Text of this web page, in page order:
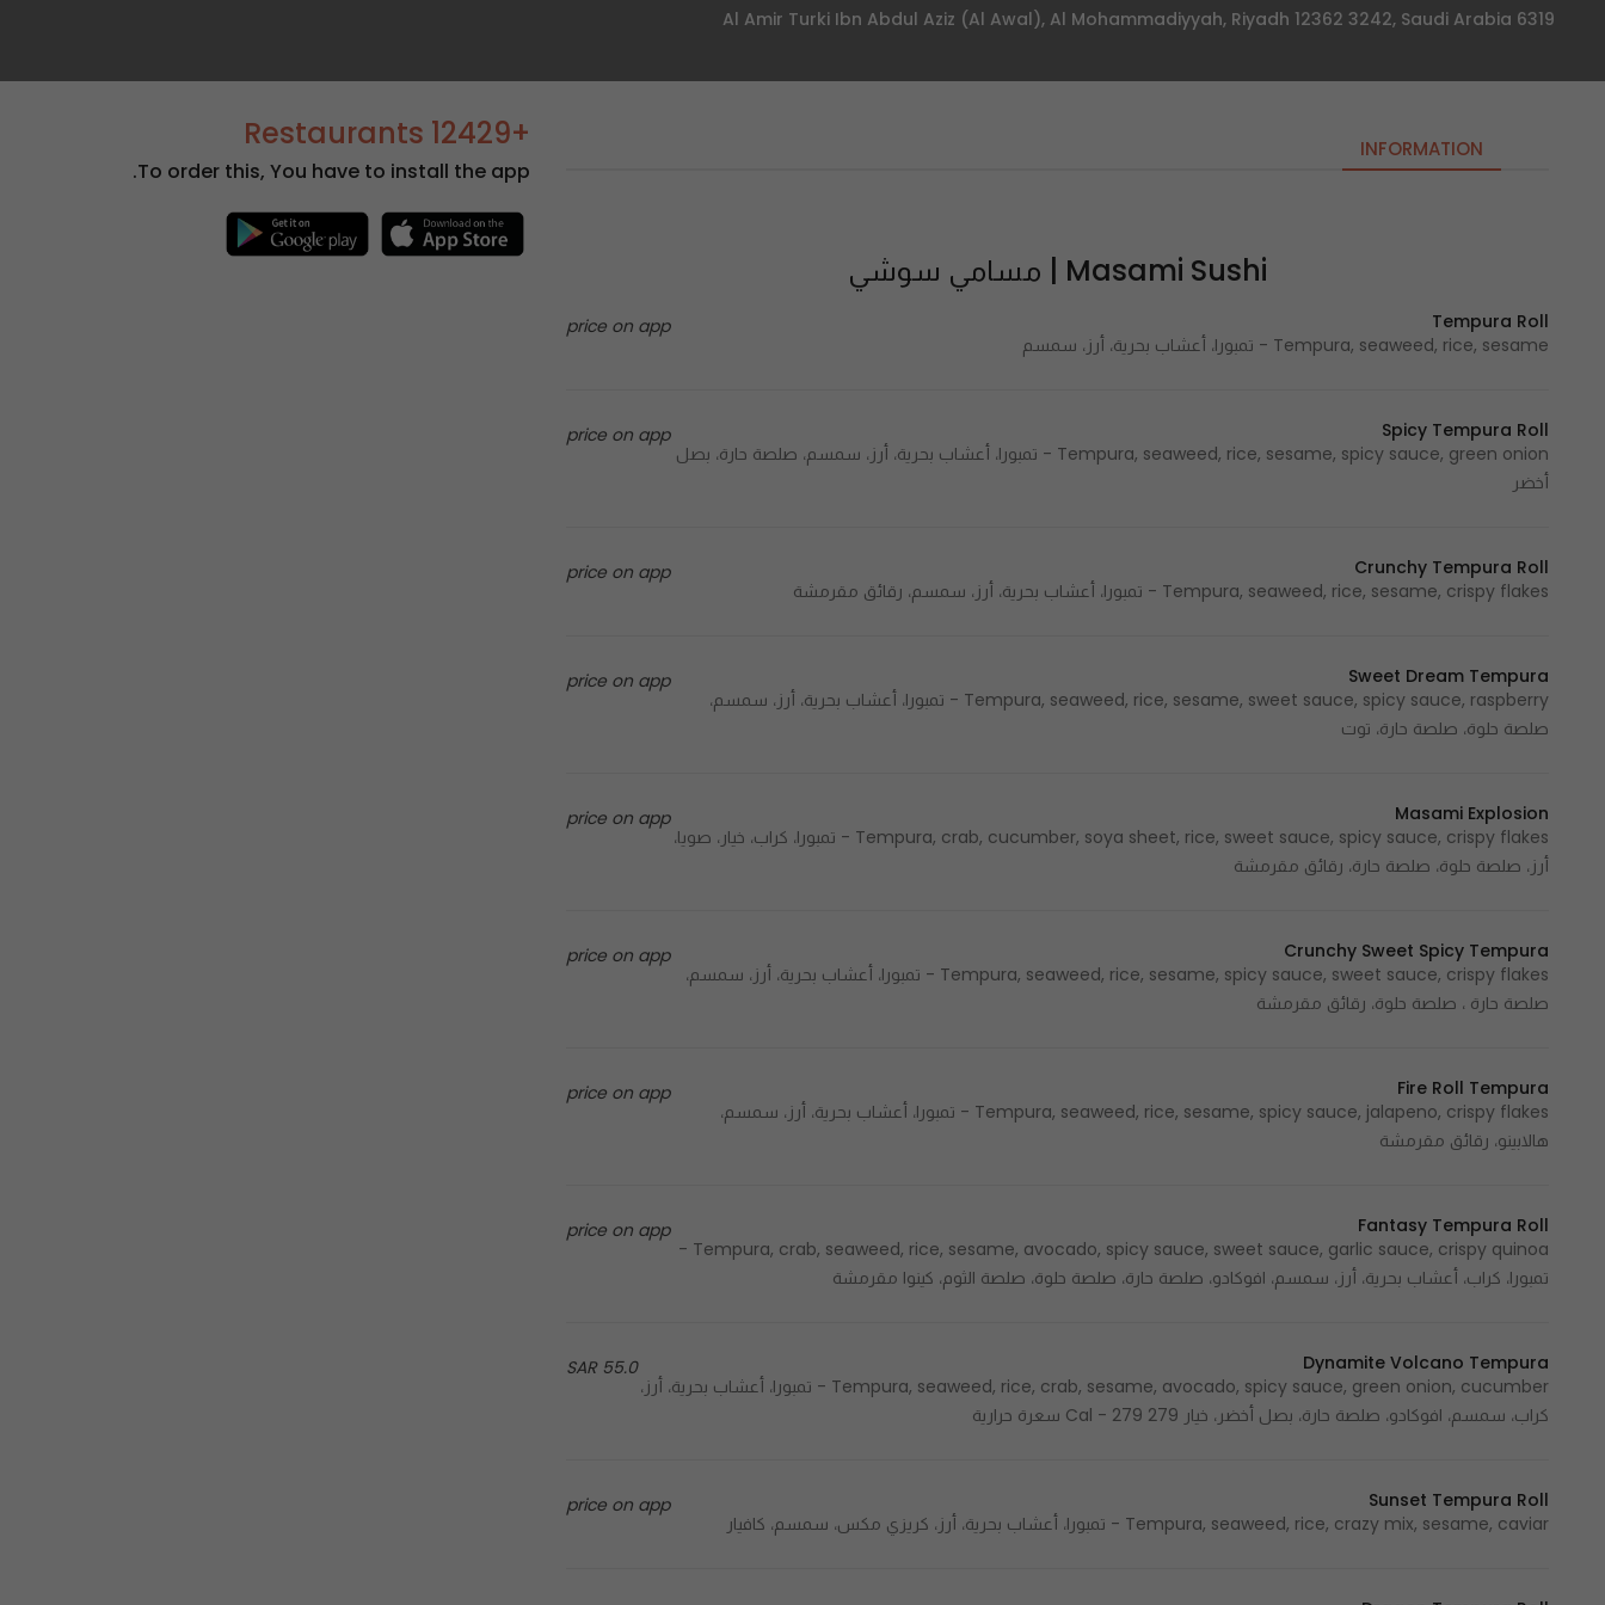
6319 Al Amir Turki Ibn Abdul Aziz (Al Awal), Al Mohammadiyyah, Riyadh 12362 3242, Saudi Arabia
INFORMATION
Masami Sushi | مسامي سوشي
price on app
Tempura Roll
Tempura, seaweed, rice, sesame - تمبورا، أعشاب بحرية، أرز، سمسم
price on app
Spicy Tempura Roll
Tempura, seaweed, rice, sesame, spicy sauce, green onion - تمبورا، أعشاب بحرية، أرز، سمسم، صلصة حارة، بصل
أخضر
price on app
Crunchy Tempura Roll
Tempura, seaweed, rice, sesame, crispy flakes - تمبورا، أعشاب بحرية، أرز، سمسم، رقائق مقرمشة
price on app
Sweet Dream Tempura
Tempura, seaweed, rice, sesame, sweet sauce, spicy sauce, raspberry - تمبورا، أعشاب بحرية، أرز، سمسم،
صلصة حلوة، صلصة حارة، توت
price on app
Masami Explosion
Tempura, crab, cucumber, soya sheet, rice, sweet sauce, spicy sauce, crispy flakes - تمبورا، كراب، خيار، صويا،
أرز، صلصة حلوة، صلصة حارة، رقائق مقرمشة
price on app
Crunchy Sweet Spicy Tempura
Tempura, seaweed, rice, sesame, spicy sauce, sweet sauce, crispy flakes - تمبورا، أعشاب بحرية، أرز، سمسم،
صلصة حارة ، صلصة حلوة، رقائق مقرمشة
price on app
Fire Roll Tempura
Tempura, seaweed, rice, sesame, spicy sauce, jalapeno, crispy flakes - تمبورا، أعشاب بحرية، أرز، سمسم،
هالابينو، رقائق مقرمشة
price on app
Fantasy Tempura Roll
Tempura, crab, seaweed, rice, sesame, avocado, spicy sauce, sweet sauce, garlic sauce, crispy quinoa -
تمبورا، كراب، أعشاب بحرية، أرز، سمسم، افوكادو، صلصة حارة، صلصة حلوة، صلصة الثوم، كينوا مقرمشة
55.0 SAR
Dynamite Volcano Tempura
Tempura, seaweed, rice, crab, sesame, avocado, spicy sauce, green onion, cucumber - تمبورا، أعشاب بحرية، أرز،
كراب، سمسم، افوكادو، صلصة حارة، بصل أخضر، خيار 279 Cal - 279 سعرة حرارية
price on app
Sunset Tempura Roll
Tempura, seaweed, rice, crazy mix, sesame, caviar - تمبورا، أعشاب بحرية، أرز، كريزي مكس، سمسم، كافيار
+12429 Restaurants
To order this, You have to install the app.